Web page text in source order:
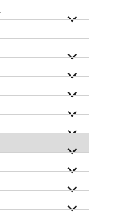
anzeigen
anzeigen
anzeigen
anzeigen
anzeigen
anzeigen
anzeigen
anzeigen
anzeigen